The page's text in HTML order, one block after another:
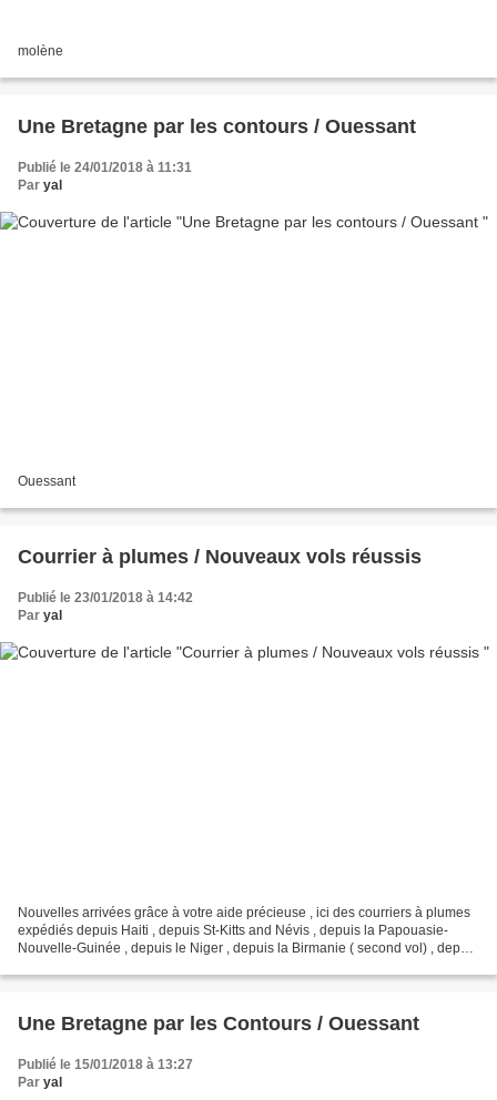
molène
Une Bretagne par les contours / Ouessant
Publié le 24/01/2018 à 11:31
Par yal
Ouessant
Courrier à plumes / Nouveaux vols réussis
Publié le 23/01/2018 à 14:42
Par yal
Nouvelles arrivées grâce à votre aide précieuse , ici des courriers à plumes
expédiés depuis Haiti , depuis St-Kitts and Névis , depuis la Papouasie-
Nouvelle-Guinée , depuis le Niger , depuis la Birmanie ( second vol) , depuis
Une Bretagne par les Contours / Ouessant
Publié le 15/01/2018 à 13:27
Par yal